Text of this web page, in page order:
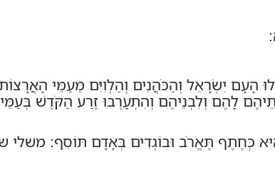
הָעָם יִשְׂרָאֵל וְהַכֹּהֲנִים וְהַלְוִיִּם מֵעַמֵּי
לָהֶם וְלִבְנֵיהֶם וְהִתְעָרְבוּ זֶרַע הַקֹּדֶשׁ
כְּחֶתֶף תֶּאֱרֹב וּבוֹגְדִים בְּאָדָם תּוֹסִף: משלי